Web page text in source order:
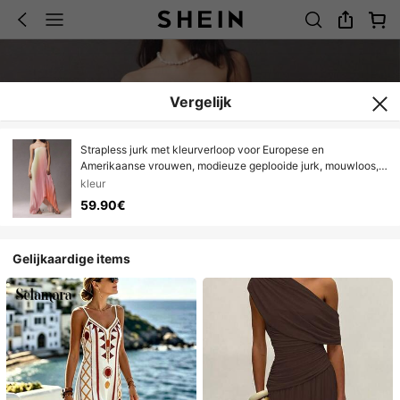
Vergelijk
Strapless jurk met kleurverloop voor Europese en
Amerikaanse vrouwen, modieuze geplooide jurk, mouwloos,
ademend en comfortabel
kleur
59.90€
Gelijkaardige items